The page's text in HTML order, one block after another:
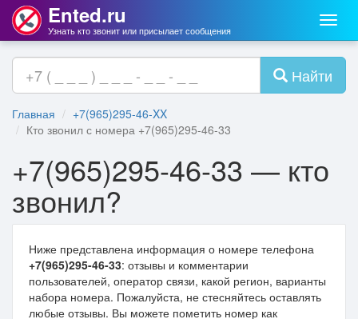
Меню
Ented.ru
Узнать кто звонит или присылает сообщения
Найти
Главная
+7(965)295-46-XX
Кто звонил с номера +7(965)295-46-33
+7(965)295-46-33 — кто
звонил?
Ниже представлена информация о номере телефона
+7(965)295-46-33: отзывы и комментарии
пользователей, оператор связи, какой регион, варианты
набора номера. Пожалуйста, не стесняйтесь оставлять
любые отзывы. Вы можете пометить номер как